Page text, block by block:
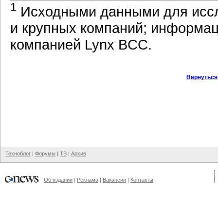
1 Исходными данными для
и крупных компаний;
компанией Lynx BCC.
Техноблог | Форумы | ТВ | Архив
Об издании | Реклама | Вакансии | Контакты